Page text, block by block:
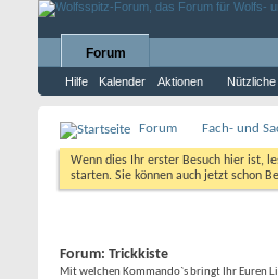
Forum
Hilfe Kalender Aktionen
Forum Fach- und
Wenn dies Ihr erster Besuch hier ist,
starten. Sie können auch jetzt schon
Forum: Trickkiste
Mit welchen Kommando`s bringt Ihr Euren